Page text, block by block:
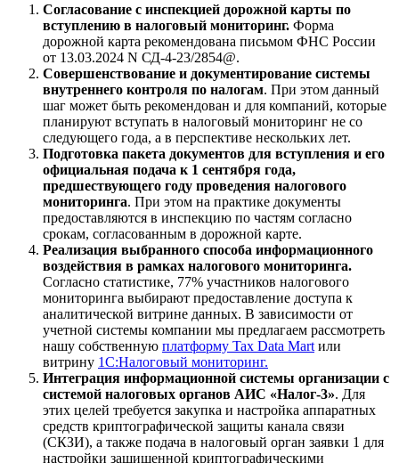
Согласование с инспекцией дорожной карты по
вступлению в налоговый мониторинг. Форма
дорожной карта рекомендована письмом ФНС России
от 13.03.2024 N СД-4-23/2854@.
Совершенствование и документирование системы
внутреннего контроля по налогам. При этом данный
шаг может быть рекомендован и для компаний, которые
планируют вступать в налоговый мониторинг не со
следующего года, а в перспективе нескольких лет.
Подготовка пакета документов для вступления и его
официальная подача к 1 сентября года,
предшествующего году проведения налогового
мониторинга. При этом на практике документы
предоставляются в инспекцию по частям согласно
срокам, согласованным в дорожной карте.
Реализация выбранного способа информационного
воздействия в рамках налогового мониторинга.
Согласно статистике, 77% участников налогового
мониторинга выбирают предоставление доступа к
аналитической витрине данных. В зависимости от
учетной системы компании мы предлагаем рассмотреть
нашу собственную платформу Tax Data Mart или
витрину 1С:Налоговый мониторинг.
Интеграция информационной системы организации с
системой налоговых органов АИС «Налог-3». Для
этих целей требуется закупка и настройка аппаратных
средств криптографической защиты канала связи
(СКЗИ), а также подача в налоговый орган заявки 1 для
настройки защищенной криптографическими